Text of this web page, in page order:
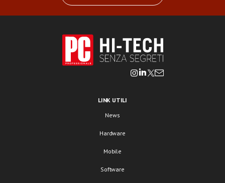
LINK UTILI
News
Hardware
Mobile
Software